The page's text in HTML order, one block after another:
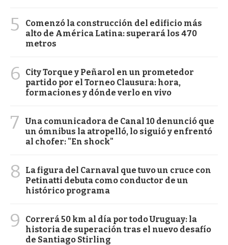
5
Comenzó la construcción del edificio más
alto de América Latina: superará los 470
metros
6
City Torque y Peñarol en un prometedor
partido por el Torneo Clausura: hora,
formaciones y dónde verlo en vivo
7
Una comunicadora de Canal 10 denunció que
un ómnibus la atropelló, lo siguió y enfrentó
al chofer: "En shock"
8
La figura del Carnaval que tuvo un cruce con
Petinatti debuta como conductor de un
histórico programa
9
Correrá 50 km al día por todo Uruguay: la
historia de superación tras el nuevo desafío
de Santiago Stirling